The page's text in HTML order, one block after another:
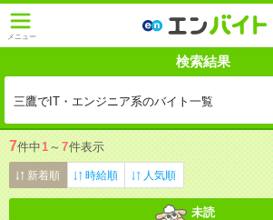
メニュー
検索結果
三鷹でIT・エンジニア系のバイト一覧
7件中1 ～ 7件表示
新着順 時給順 人気順
未読